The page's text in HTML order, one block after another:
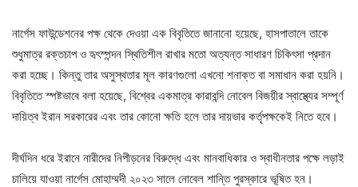
নার্গেস ফাউন্ডেশনের পক্ষ থেকে দেওয়া এক বিবৃতিতে জানানো হয়েছে, হাসপাতালে তাকে
শুধুমাত্র রক্তচাপ ও হৃৎস্পন্দন স্থিতিশীল রাখার মতো অত্যন্ত সাধারণ চিকিৎসা প্রদান
করা হচ্ছে। কিন্তু তার অসুস্থতার মূল কারণগুলো এখনো শনাক্ত বা সমাধান করা হয়নি।
বিবৃতিতে স্পষ্টভাবে বলা হয়েছে, বিশ্বের একমাত্র কারাবন্দি নোবেল বিজয়ীর স্বাস্থ্যের সম্পূর্ণ
দায়িত্ব ইরান সরকারের এবং তার কোনো ক্ষতি হলে তার দায়ভার কর্তৃপক্ষকেই নিতে হবে।
দীর্ঘদিন ধরে ইরানে নারীদের নিপীড়নের বিরুদ্ধে এবং মানবাধিকার ও স্বাধীনতার পক্ষে লড়াই
চালিয়ে যাওয়া নার্গেস মোহাম্মদী ২০২৩ সালে নোবেল শান্তি পুরস্কারে ভূষিত হন।